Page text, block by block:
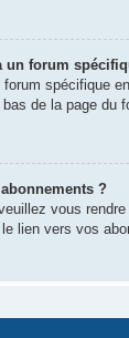
un forum
spécifique
de la page du
?
vous
lien vers vos